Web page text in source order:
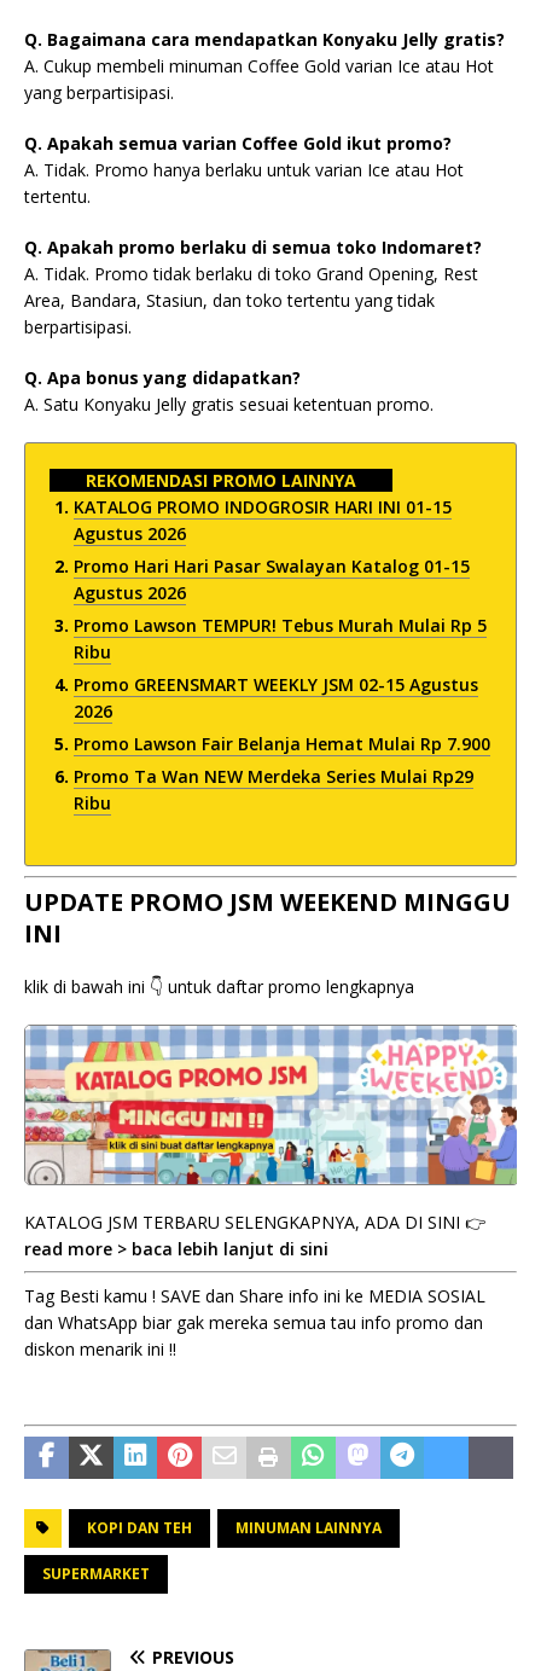
Q. Bagaimana cara mendapatkan Konyaku Jelly gratis?
A. Cukup membeli minuman Coffee Gold varian Ice atau Hot
yang berpartisipasi.
Q. Apakah semua varian Coffee Gold ikut promo?
A. Tidak. Promo hanya berlaku untuk varian Ice atau Hot
tertentu.
Q. Apakah promo berlaku di semua toko Indomaret?
A. Tidak. Promo tidak berlaku di toko Grand Opening, Rest
Area, Bandara, Stasiun, dan toko tertentu yang tidak
berpartisipasi.
Q. Apa bonus yang didapatkan?
A. Satu Konyaku Jelly gratis sesuai ketentuan promo.
REKOMENDASI PROMO LAINNYA
KATALOG PROMO INDOGROSIR HARI INI 01-15
Agustus 2026
Promo Hari Hari Pasar Swalayan Katalog 01-15
Agustus 2026
Promo Lawson TEMPUR! Tebus Murah Mulai Rp 5
Ribu
Promo GREENSMART WEEKLY JSM 02-15 Agustus
2026
Promo Lawson Fair Belanja Hemat Mulai Rp 7.900
Promo Ta Wan NEW Merdeka Series Mulai Rp29
Ribu
UPDATE PROMO JSM WEEKEND MINGGU
INI
klik di bawah ini 👇 untuk daftar promo lengkapnya
KATALOG JSM TERBARU SELENGKAPNYA, ADA DI SINI 👉
read more > baca lebih lanjut di sini
Tag Besti kamu ! SAVE dan Share info ini ke MEDIA SOSIAL
dan WhatsApp biar gak mereka semua tau info promo dan
diskon menarik ini !!
KOPI DAN TEH MINUMAN LAINNYA
SUPERMARKET
PREVIOUS